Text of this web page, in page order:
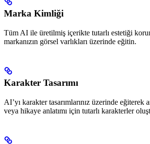
Marka Kimliği
Tüm AI ile üretilmiş içerikte tutarlı estetiği
markanızın görsel varlıkları üzerinde eğitin.
Karakter Tasarımı
AI’yı karakter tasarımlarınız üzerinde eğiterek
veya hikaye anlatımı için tutarlı karakterler